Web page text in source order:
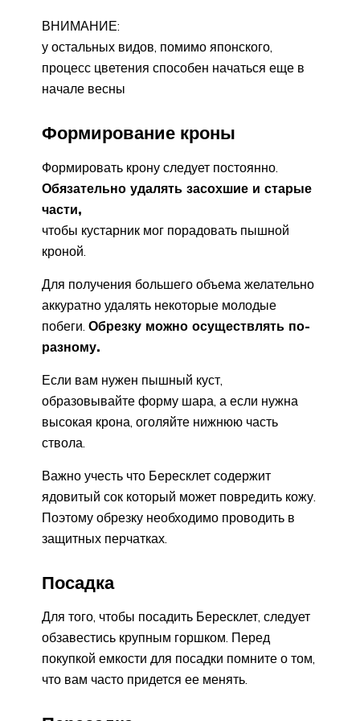
ВНИМАНИЕ:
у остальных видов, помимо японского,
процесс цветения способен начаться еще в
начале весны
Формирование кроны
Формировать крону следует постоянно.
Обязательно удалять засохшие и старые
части,
чтобы кустарник мог порадовать пышной
кроной.
Для получения большего объема желательно
аккуратно удалять некоторые молодые
побеги. Обрезку можно осуществлять по-
разному.
Если вам нужен пышный куст,
образовывайте форму шара, а если нужна
высокая крона, оголяйте нижнюю часть
ствола.
Важно учесть что Бересклет содержит
ядовитый сок который может повредить кожу.
Поэтому обрезку необходимо проводить в
защитных перчатках.
Посадка
Для того, чтобы посадить Бересклет, следует
обзавестись крупным горшком. Перед
покупкой емкости для посадки помните о том,
что вам часто придется ее менять.